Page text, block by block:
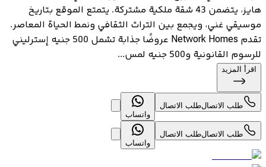
هايز، يتضمن 43 شقة ملكية مشتركة. يتمتع الموقع بتاريخ
موسيقي غني، ويجمع بين التراث الثقافي ونمط الحياة المعاصر.
تقدم Network Homes عروضًا جذابة تشمل 500 جنيه إسترليني
للرسوم القانونية و500 جنيه لمس...
اقرأ المزيد
طلب الاتصالطلب الاتصال
واتساب
طلب الاتصالطلب الاتصال
واتساب